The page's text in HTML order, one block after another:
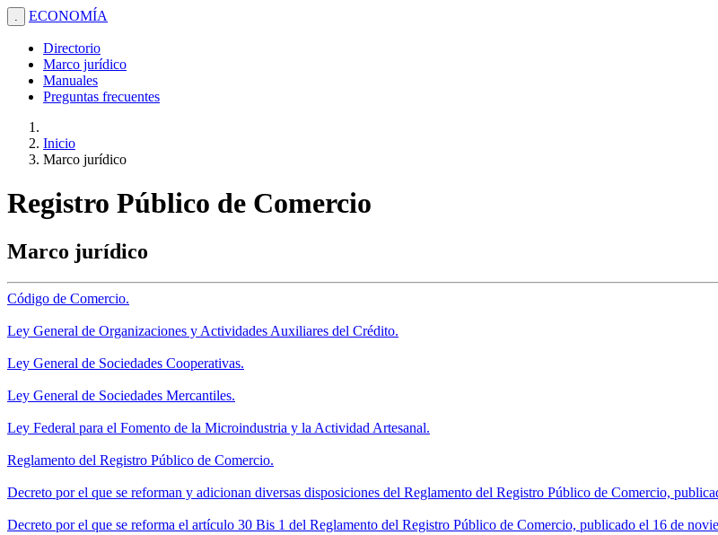
. ECONOMÍA
Directorio
Marco jurídico
Manuales
Preguntas frecuentes
Inicio
Marco jurídico
Registro Público de Comercio
Marco jurídico
Código de Comercio.
Ley General de Organizaciones y Actividades Auxiliares del Crédito.
Ley General de Sociedades Cooperativas.
Ley General de Sociedades Mercantiles.
Ley Federal para el Fomento de la Microindustria y la Actividad Artesanal.
Reglamento del Registro Público de Comercio.
Decreto por el que se reforman y adicionan diversas disposiciones del Reglamento del Registro Público de Comercio,
Decreto por el que se reforma el artículo 30 Bis 1 del Reglamento del Registro Público de Comercio, publicado el 16 de